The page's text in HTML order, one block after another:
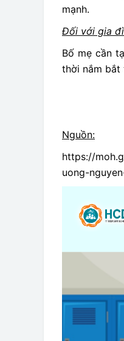
mạnh.
Đối với gia
Bố mẹ cần
thời nắm bắt
Nguồn:
https://
uong-